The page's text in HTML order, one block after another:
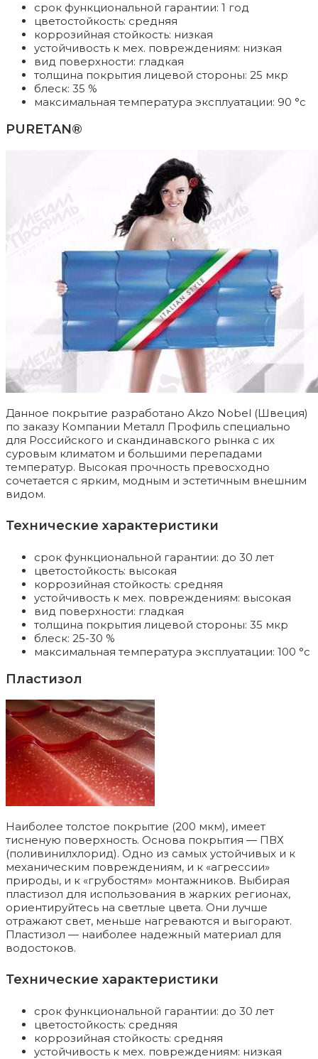
срок функциональной гарантии: 1 год
цветостойкость: средняя
коррозийная стойкость: низкая
устойчивость к мех. повреждениям: низкая
вид поверхности: гладкая
толщина покрытия лицевой стороны: 25 мкр
блеск: 35 %
максимальная температура эксплуатации: 90 °c
PURETAN®
Данное покрытие разработано Akzo Nobel (Швеция)
по заказу Компании Металл Профиль специально
для Российского и скандинавского рынка с их
суровым климатом и большими перепадами
температур. Высокая прочность превосходно
сочетается с ярким, модным и эстетичным внешним
видом.
Технические характеристики
срок функциональной гарантии: до 30 лет
цветостойкость: высокая
коррозийная стойкость: средняя
устойчивость к мех. повреждениям: высокая
вид поверхности: гладкая
толщина покрытия лицевой стороны: 35 мкр
блеск: 25-30 %
максимальная температура эксплуатации: 100 °c
Пластизол
Наиболее толстое покрытие (200 мкм), имеет
тисненую поверхность. Основа покрытия — ПВХ
(поливинилхлорид). Одно из самых устойчивых и к
механическим повреждениям, и к «агрессии»
природы, и к «грубостям» монтажников. Выбирая
пластизол для использования в жарких регионах,
ориентируйтесь на светлые цвета. Они лучше
отражают свет, меньше нагреваются и выгорают.
Пластизол — наиболее надежный материал для
водостоков.
Технические характеристики
срок функциональной гарантии: до 30 лет
цветостойкость: средняя
коррозийная стойкость: средняя
устойчивость к мех. повреждениям: низкая